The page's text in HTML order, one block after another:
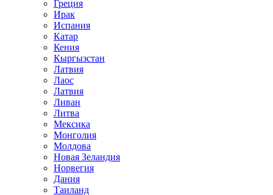
Греция
Ирак
Испания
Катар
Кения
Кыргызстан
Латвия
Лаос
Латвия
Ливан
Литва
Мексика
Монголия
Молдова
Новая Зеландия
Норвегия
Дания
Таиланд